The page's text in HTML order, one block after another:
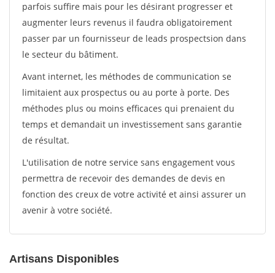
parfois suffire mais pour les désirant progresser et
augmenter leurs revenus il faudra obligatoirement
passer par un fournisseur de leads prospectsion dans
le secteur du bâtiment.
Avant internet, les méthodes de communication se
limitaient aux prospectus ou au porte à porte. Des
méthodes plus ou moins efficaces qui prenaient du
temps et demandait un investissement sans garantie
de résultat.
L'utilisation de notre service sans engagement vous
permettra de recevoir des demandes de devis en
fonction des creux de votre activité et ainsi assurer un
avenir à votre société.
Artisans Disponibles